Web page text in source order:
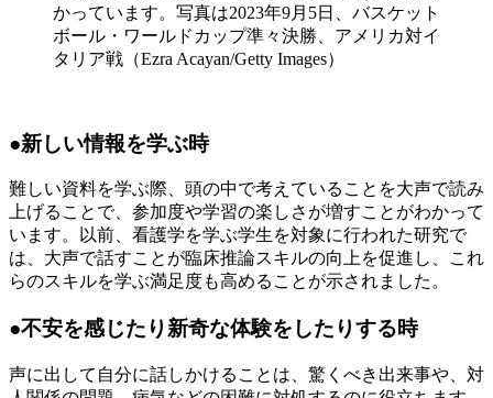
かっています。写真は2023年9月5日、バスケット
ボール・ワールドカップ準々決勝、アメリカ対イ
タリア戦（Ezra Acayan/Getty Images）
●新しい情報を学ぶ時
難しい資料を学ぶ際、頭の中で考えていることを大声で読み
上げることで、参加度や学習の楽しさが増すことがわかって
います。以前、看護学を学ぶ学生を対象に行われた研究で
は、大声で話すことが臨床推論スキルの向上を促進し、これ
らのスキルを学ぶ満足度も高めることが示されました。
●不安を感じたり新奇な体験をしたりする時
声に出して自分に話しかけることは、驚くべき出来事や、対